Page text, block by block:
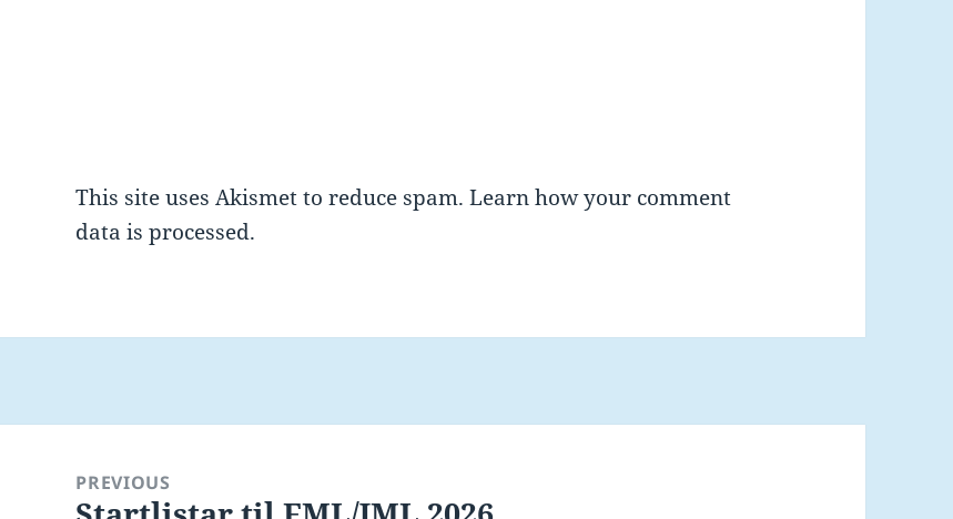
This site uses Akismet to reduce spam.Learn how your comment
data is processed.
navigationPREVIOUS
Previous